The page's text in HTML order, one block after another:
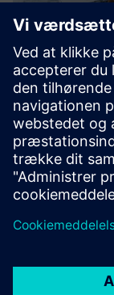
CASTOR
CASTORs
reducere
udskrivning til
Få mere at vide